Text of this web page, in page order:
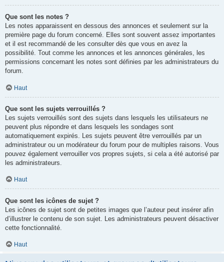
Que sont les notes ?
Les notes apparaissent en dessous des annonces et seulement sur la
première page du forum concerné. Elles sont souvent assez importantes
et il est recommandé de les consulter dès que vous en avez la
possibilité. Tout comme les annonces et les annonces générales, les
permissions concernant les notes sont définies par les administrateurs du
forum.
Haut
Que sont les sujets verrouillés ?
Les sujets verrouillés sont des sujets dans lesquels les utilisateurs ne
peuvent plus répondre et dans lesquels les sondages sont
automatiquement expirés. Les sujets peuvent être verrouillés par un
administrateur ou un modérateur du forum pour de multiples raisons. Vous
pouvez également verrouiller vos propres sujets, si cela a été autorisé par
les administrateurs.
Haut
Que sont les icônes de sujet ?
Les icônes de sujet sont de petites images que l’auteur peut insérer afin
d’illustrer le contenu de son sujet. Les administrateurs peuvent désactiver
cette fonctionnalité.
Haut